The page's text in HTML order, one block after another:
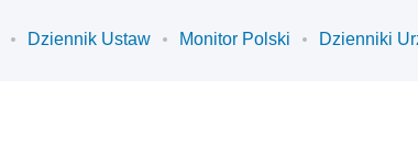
Dziennik Ustaw Monitor Polski Dzienniki